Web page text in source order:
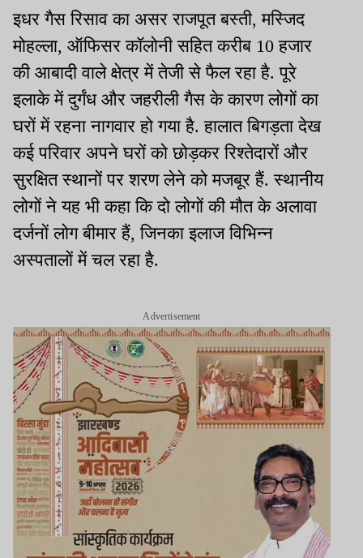
इधर गैस रिसाव का असर राजपूत बस्ती, मस्जिद
मोहल्ला, ऑफिसर कॉलोनी सहित करीब 10 हजार
की आबादी वाले क्षेत्र में तेजी से फैल रहा है. पूरे
इलाके में दुर्गंध और जहरीली गैस के कारण लोगों का
घरों में रहना नागवार हो गया है. हालात बिगड़ता देख
कई परिवार अपने घरों को छोड़कर रिश्तेदारों और
सुरक्षित स्थानों पर शरण लेने को मजबूर हैं. स्थानीय
लोगों ने यह भी कहा कि दो लोगों की मौत के अलावा
दर्जनों लोग बीमार हैं, जिनका इलाज विभिन्न
अस्पतालों में चल रहा है.
Advertisement